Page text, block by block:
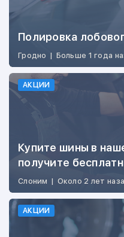
Полировка
Гродно | Больше 1 года
АКЦИИ
Купите шины в
получите
Слоним | Около 2 лет
АКЦИИ